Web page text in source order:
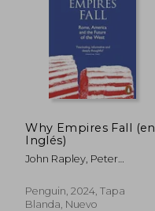
5%
Why Empires Fall (en
Inglés)
John Rapley, Peter
Penguin, 2024, Tapa
Blanda, Nuevo